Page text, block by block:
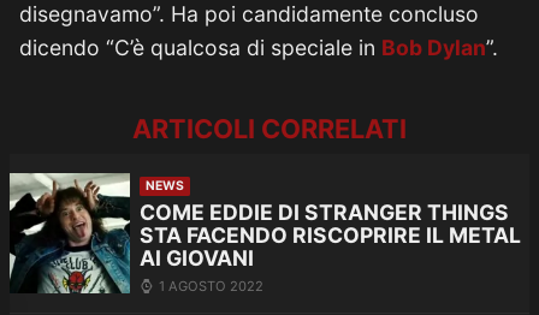
disegnavamo”. Ha poi candidamente concluso
dicendo “C’è qualcosa di speciale in Bob Dylan”.
ARTICOLI CORRELATI
NEWS
COME EDDIE DI STRANGER THINGS
STA FACENDO RISCOPRIRE IL METAL
AI GIOVANI
1 AGOSTO 2022